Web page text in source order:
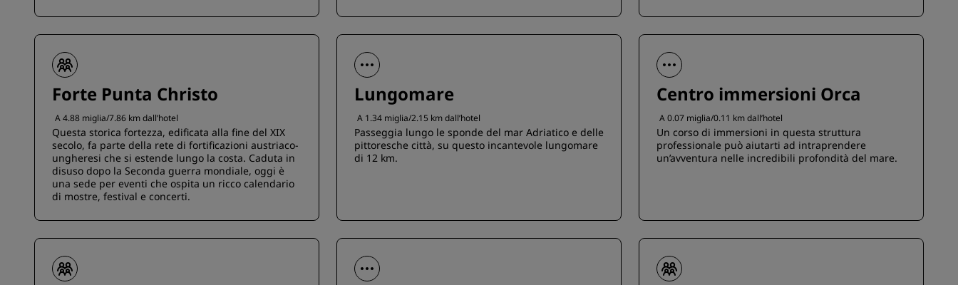
Forte Punta Christo
A 4.88 miglia/7.86 km dall’hotel
Questa storica fortezza, edificata alla fine del XIX
secolo, fa parte della rete di fortificazioni austriaco-
ungheresi che si estende lungo la costa. Caduta in
disuso dopo la Seconda guerra mondiale, oggi è
una sede per eventi che ospita un ricco calendario
di mostre, festival e concerti.
Lungomare
A 1.34 miglia/2.15 km dall’hotel
Passeggia lungo le sponde del mar Adriatico e delle
pittoresche città, su questo incantevole lungomare
di 12 km.
Centro immersioni Orca
A 0.07 miglia/0.11 km dall’hotel
Un corso di immersioni in questa struttura
professionale può aiutarti ad intraprendere
un’avventura nelle incredibili profondità del mare.